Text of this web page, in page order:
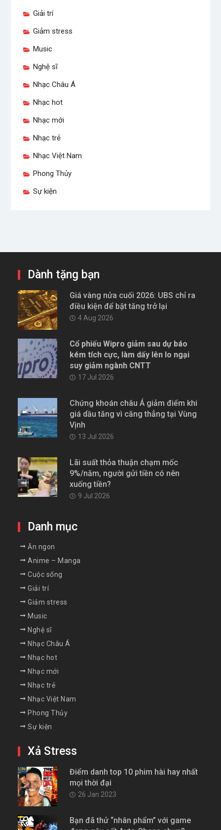
Giải trí
Giảm stress
Music
Nghệ sĩ
Nhạc Châu Á
Nhạc hot
Nhạc mới
Nhạc trẻ
Nhạc Việt Nam
Phong Thủy
Sự kiện
Dành tặng bạn
Giá vàng nửa cuối 2026: UBS chỉ ra
điều kiện để bật tăng trở lại
4 Aug 2026
Cổ phiếu Wipro giảm sau dự báo
kém tích cực, làm dấy lên lo ngại
suy giảm ngành CNTT
17 Jul 2026
Chứng khoán châu Á giảm điểm khi
giá dầu tăng vì căng thẳng tại Vùng
Vịnh
13 Jul 2026
Lãi suất thỏa thuận chạm mốc
9%/năm, người gửi tiền có nên
xuống tiền?
9 Jul 2026
Danh mục
Ăn ngon
Anime – Manga
Cuộc sống
Giải trí
Giảm stress
Music
Nghệ sĩ
Nhạc Châu Á
Nhạc hot
Nhạc mới
Nhạc trẻ
Nhạc Việt Nam
Phong Thủy
Sự kiện
Xả Stress
Điểm danh top 10 phim hài hay nhất
mọi thời đại
26 Jan 2023
Bạn đã thử “nhân phẩm” với game